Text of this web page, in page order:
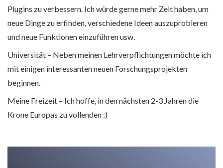
Plugins zu verbessern. Ich würde gerne mehr Zeit haben, um
neue Dinge zu erfinden, verschiedene Ideen auszuprobieren
und neue Funktionen einzuführen usw.
Universität – Neben meinen Lehrverpflichtungen möchte ich
mit einigen interessanten neuen Forschungsprojekten
beginnen.
Meine Freizeit – Ich hoffe, in den nächsten 2-3 Jahren die
Krone Europas zu vollenden :)